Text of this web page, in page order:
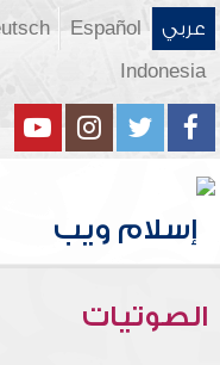
عربي Español
Indonesia
الصوتيات